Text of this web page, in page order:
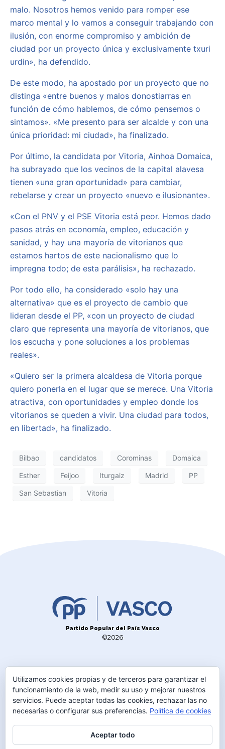
malo. Nosotros hemos venido para romper ese
marco mental y lo vamos a conseguir trabajando con
ilusión, con enorme compromiso y ambición de
ciudad por un proyecto única y exclusivamente txuri
urdin», ha defendido.
De este modo, ha apostado por un proyecto que no
distinga «entre buenos y malos donostiarras en
función de cómo hablemos, de cómo pensemos o
sintamos». «Me presento para ser alcalde y con una
única prioridad: mi ciudad», ha finalizado.
Por último, la candidata por Vitoria, Ainhoa Domaica,
ha subrayado que los vecinos de la capital alavesa
tienen «una gran oportunidad» para cambiar,
rebelarse y crear un proyecto «nuevo e ilusionante».
«Con el PNV y el PSE Vitoria está peor. Hemos dado
pasos atrás en economía, empleo, educación y
sanidad, y hay una mayoría de vitorianos que
estamos hartos de este nacionalismo que lo
impregna todo; de esta parálisis», ha rechazado.
Por todo ello, ha considerado «solo hay una
alternativa» que es el proyecto de cambio que
lideran desde el PP, «con un proyecto de ciudad
claro que representa una mayoría de vitorianos, que
los escucha y pone soluciones a los problemas
reales».
«Quiero ser la primera alcaldesa de Vitoria porque
quiero ponerla en el lugar que se merece. Una Vitoria
atractiva, con oportunidades y empleo donde los
vitorianos se queden a vivir. Una ciudad para todos,
en libertad», ha finalizado.
Bilbao candidatos Corominas Domaica
Esther Feijoo Iturgaiz Madrid PP
San Sebastian Vitoria
Partido Popular del País Vasco
©2026
CONTACTO
TELÉFONO
945 230 600
DIRECCIÓN
C/Olaguibel 2 1º
01001 Vitoria-Gasteiz
Utilizamos cookies propias y de terceros para garantizar el
funcionamiento de la web, medir su uso y mejorar nuestros
servicios. Puede aceptar todas las cookies, rechazar las no
necesarias o configurar sus preferencias. Política de cookies
Aceptar todo